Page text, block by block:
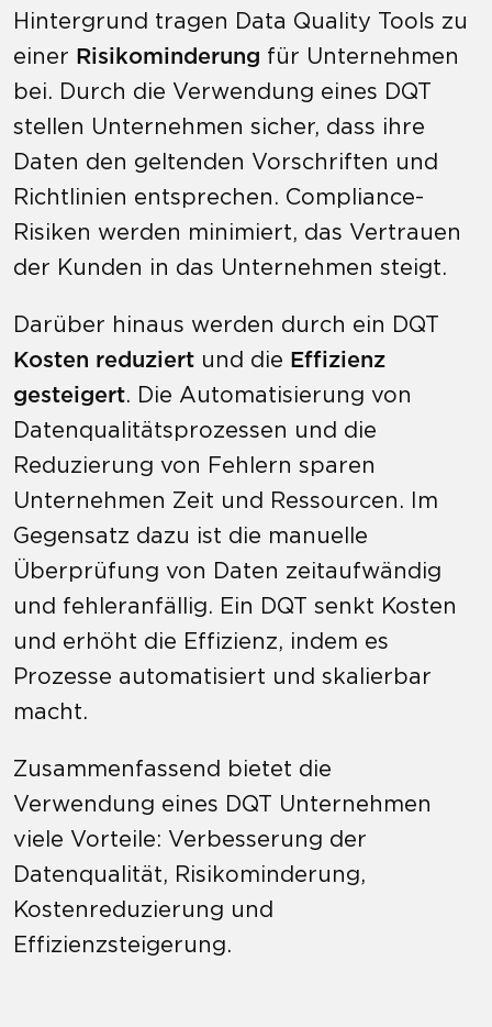
Hintergrund tragen Data Quality Tools zu
einer Risikominderung für Unternehmen
bei. Durch die Verwendung eines DQT
stellen Unternehmen sicher, dass ihre
Daten den geltenden Vorschriften und
Richtlinien entsprechen. Compliance-
Risiken werden minimiert, das Vertrauen
der Kunden in das Unternehmen steigt.
Darüber hinaus werden durch ein DQT
Kosten reduziert und die Effizienz
gesteigert. Die Automatisierung von
Datenqualitätsprozessen und die
Reduzierung von Fehlern sparen
Unternehmen Zeit und Ressourcen. Im
Gegensatz dazu ist die manuelle
Überprüfung von Daten zeitaufwändig
und fehleranfällig. Ein DQT senkt Kosten
und erhöht die Effizienz, indem es
Prozesse automatisiert und skalierbar
macht.
Zusammenfassend bietet die
Verwendung eines DQT Unternehmen
viele Vorteile: Verbesserung der
Datenqualität, Risikominderung,
Kostenreduzierung und
Effizienzsteigerung.